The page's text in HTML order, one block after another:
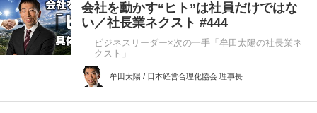
会社を動かす“ヒト”は社員だけではな
い／社長業ネクスト #444
ビジネスリーダー×次の一手「牟田太陽の社長業ネ
クスト」
牟田太陽 / 日本経営合理化協会 理事長